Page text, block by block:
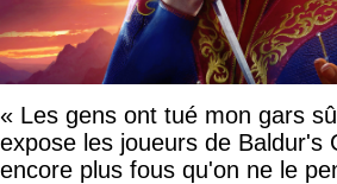
« Les gens ont tué mon gars
expose les joueurs de Baldur's
encore plus fous qu'on ne le